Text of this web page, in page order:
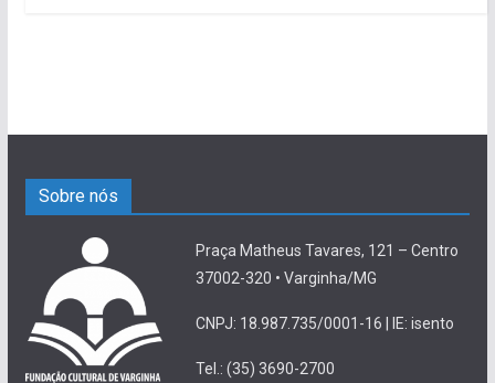
Sobre nós
Praça Matheus Tavares, 121 – Centro
37002-320 • Varginha/MG
CNPJ: 18.987.735/0001-16 | IE: isento
Tel.: (35) 3690-2700